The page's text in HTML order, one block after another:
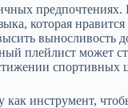
предпочтениях.
которая
выносливость
плейлист может
спортивных
как инструмент,